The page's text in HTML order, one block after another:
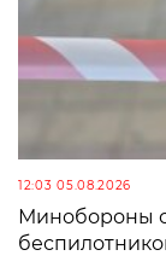
12:03 05.08.2026
Минобороны